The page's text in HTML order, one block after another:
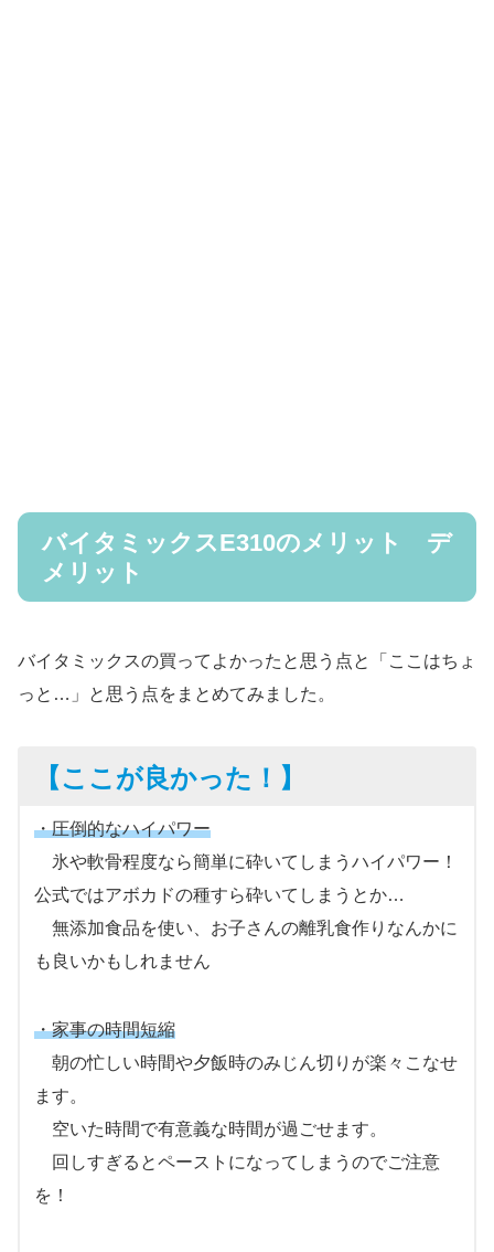
バイタミックスE310のメリット デ
メリット
バイタミックスの買ってよかったと思う点と「ここはちょ
っと…」と思う点をまとめてみました。
【ここが良かった！】
・圧倒的なハイパワー
氷や軟骨程度なら簡単に砕いてしまうハイパワー！
公式ではアボカドの種すら砕いてしまうとか…
無添加食品を使い、お子さんの離乳食作りなんかに
も良いかもしれません
・家事の時間短縮
朝の忙しい時間や夕飯時のみじん切りが楽々こなせ
ます。
空いた時間で有意義な時間が過ごせます。
回しすぎるとペーストになってしまうのでご注意
を！